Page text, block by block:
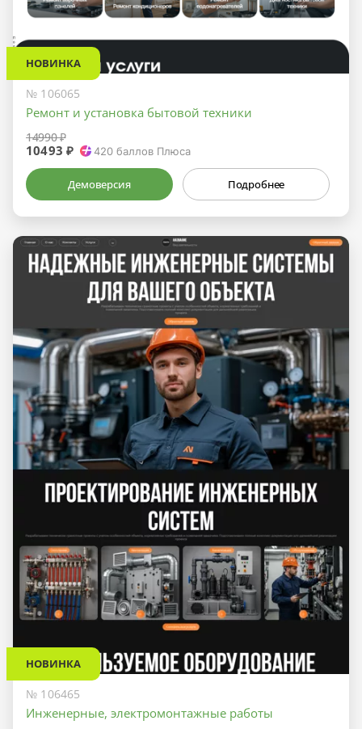
НОВИНКА
№ 106065
Ремонт и установка бытовой техники
14990 ₽
10493 ₽ 420 баллов Плюса
Демоверсия Подробнее
НОВИНКА
№ 106465
Инженерные, электромонтажные работы